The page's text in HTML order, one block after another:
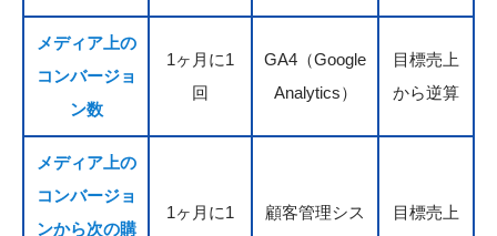
メディア上の
コンバージョ
ン数
1ヶ月に1
回
GA4（Google
Analytics）
目標売上
から逆算
メディア上の
コンバージョ
ンから次の購
1ヶ月に1
顧客管理シス
目標売上